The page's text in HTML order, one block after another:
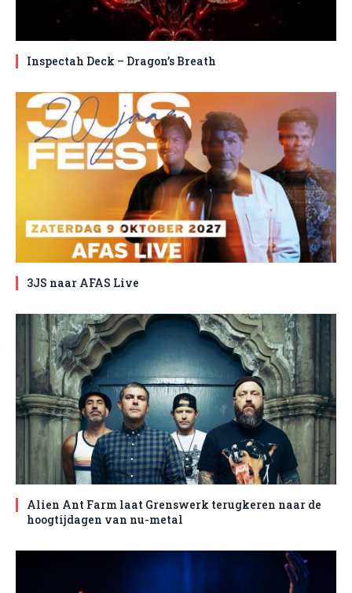
Inspectah Deck – Dragon’s Breath
3JS naar AFAS Live
Alien Ant Farm laat Grenswerk terugkeren naar de
hoogtijdagen van nu-metal